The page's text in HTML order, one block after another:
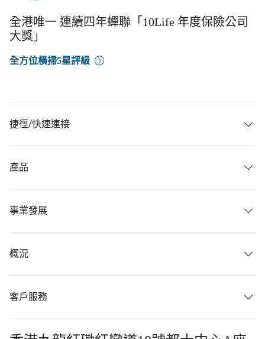
全港唯一 連續四年蟬聯「10Life 年度保險公司
大獎」
全方位橫掃5星評級
捷徑/快速連接
產品
事業發展
概況
客戶服務